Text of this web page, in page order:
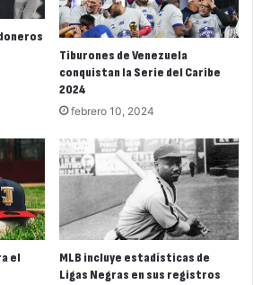
Tiburones de Venezuela
conquistan la Serie del Caribe
2024
febrero 10, 2024
el
MLB incluye estadísticas de
Ligas Negras en sus registros